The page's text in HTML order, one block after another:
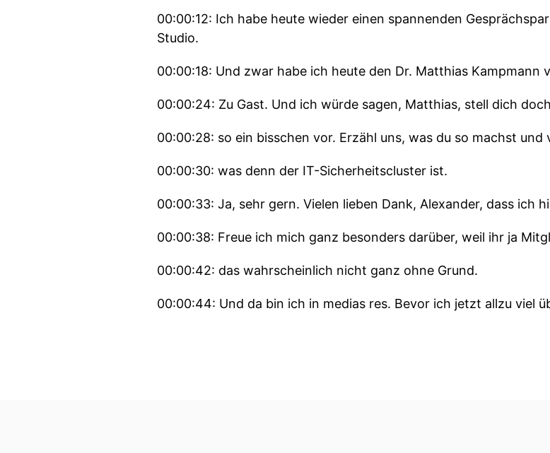
00:00:12: Ich habe heute wieder einen spannenden
Studio.
00:00:18: Und zwar habe ich heute den Dr. Matthias Kampmann
00:00:24: Zu Gast. Und ich würde sagen, Matthias, stell dich
00:00:28: so ein bisschen vor. Erzähl uns, was du so machst und
00:00:30: was denn der IT-Sicherheitscluster ist.
00:00:33: Ja, sehr gern. Vielen lieben Dank, Alexander, dass ich
00:00:38: Freue ich mich ganz besonders darüber, weil ihr ja
00:00:42: das wahrscheinlich nicht ganz ohne Grund.
00:00:44: Und da bin ich in medias res. Bevor ich jetzt allzu viel